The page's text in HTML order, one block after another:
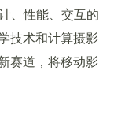
、性能、交互的
技术和计算摄影
赛道，将移动影